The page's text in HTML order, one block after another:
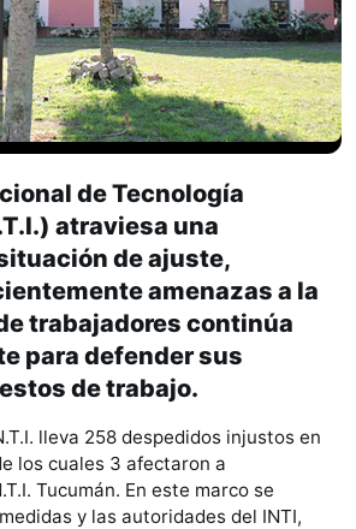
de Tecnología
atraviesa una
de ajuste,
amenazas a la
trabajadores continúa
para defender sus
de trabajo.
lleva 258 despedidos injustos en
los cuales 3 afectaron a
Tucumán. En este marco se
y las autoridades del INTI,